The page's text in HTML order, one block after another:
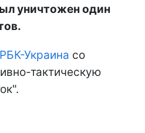
уничтожен один
РБК-Украина со
тактическую